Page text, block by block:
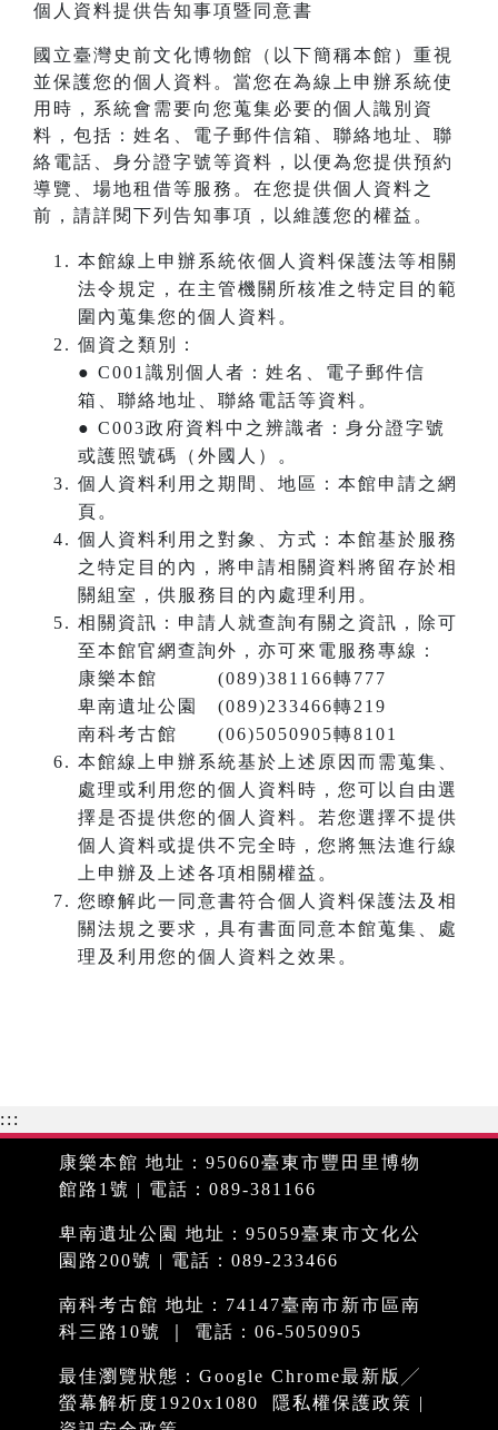
個人資料提供告知事項暨同意書
國立臺灣史前文化博物館（以下簡稱本館）重視
並保護您的個人資料。當您在為線上申辦系統使
用時，系統會需要向您蒐集必要的個人識別資
料，包括：姓名、電子郵件信箱、聯絡地址、聯
絡電話、身分證字號等資料，以便為您提供預約
導覽、場地租借等服務。在您提供個人資料之
前，請詳閱下列告知事項，以維護您的權益。
本館線上申辦系統依個人資料保護法等相關
法令規定，在主管機關所核准之特定目的範
圍內蒐集您的個人資料。
個資之類別：
● C001識別個人者：姓名、電子郵件信
箱、聯絡地址、聯絡電話等資料。
● C003政府資料中之辨識者：身分證字號
或護照號碼（外國人）。
個人資料利用之期間、地區：本館申請之網
頁。
個人資料利用之對象、方式：本館基於服務
之特定目的內，將申請相關資料將留存於相
關組室，供服務目的內處理利用。
相關資訊：申請人就查詢有關之資訊，除可
至本館官網查詢外，亦可來電服務專線：
康樂本館 (089)381166轉777
卑南遺址公園 (089)233466轉219
南科考古館 (06)5050905轉8101
本館線上申辦系統基於上述原因而需蒐集、
處理或利用您的個人資料時，您可以自由選
擇是否提供您的個人資料。若您選擇不提供
個人資料或提供不完全時，您將無法進行線
上申辦及上述各項相關權益。
您瞭解此一同意書符合個人資料保護法及相
關法規之要求，具有書面同意本館蒐集、處
理及利用您的個人資料之效果。
:::
康樂本館 地址：95060臺東市豐田里博物
館路1號 | 電話：089-381166
卑南遺址公園 地址：95059臺東市文化公
園路200號 | 電話：089-233466
南科考古館 地址：74147臺南市新市區南
科三路10號 ｜ 電話：06-5050905
最佳瀏覽狀態：Google Chrome最新版╱
螢幕解析度1920x1080
隱私權保護政策 |